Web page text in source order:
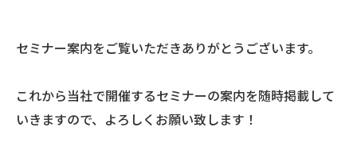
セミナー案内をご覧いただきありがとうございます。
これから当社で開催するセミナーの案内を随時掲載して
いきますので、よろしくお願い致します！